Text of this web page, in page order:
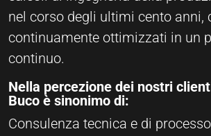
nel corso degli ultimi cento anni,
continuamente ottimizzati in un
continuo.
Nella percezione dei nostri
Buco è sinonimo di:
Consulenza tecnica e di processo